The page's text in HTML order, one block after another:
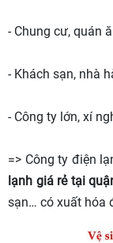
- Chung cư, quán
- Khách sạn, nhà
- Công ty lớn, xí
=> Công ty điện
lạnh giá rẻ tại
sạn… có xuất hóa